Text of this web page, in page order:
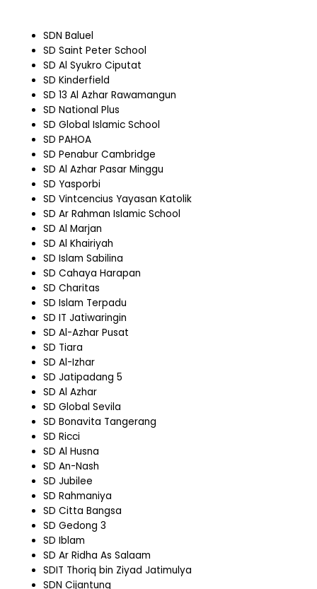
SDN Baluel
SD Saint Peter School
SD Al Syukro Ciputat
SD Kinderfield
SD 13 Al Azhar Rawamangun
SD National Plus
SD Global Islamic School
SD PAHOA
SD Penabur Cambridge
SD Al Azhar Pasar Minggu
SD Yasporbi
SD Vintcencius Yayasan Katolik
SD Ar Rahman Islamic School
SD Al Marjan
SD Al Khairiyah
SD Islam Sabilina
SD Cahaya Harapan
SD Charitas
SD Islam Terpadu
SD IT Jatiwaringin
SD Al-Azhar Pusat
SD Tiara
SD Al-Izhar
SD Jatipadang 5
SD Al Azhar
SD Global Sevila
SD Bonavita Tangerang
SD Ricci
SD Al Husna
SD An-Nash
SD Jubilee
SD Rahmaniya
SD Citta Bangsa
SD Gedong 3
SD Iblam
SD Ar Ridha As Salaam
SDIT Thoriq bin Ziyad Jatimulya
SDN Cijantung